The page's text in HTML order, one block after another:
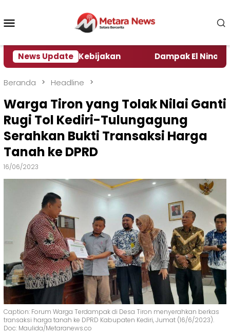
konten
News Update
Kebijakan Dampak El Nino,
Beranda Headline
Warga Tiron yang Tolak Nilai Ganti
Rugi Tol Kediri-Tulungagung
Serahkan Bukti Transaksi Harga
Tanah ke DPRD
16/06/2023
Caption: Forum Warga Terdampak di Desa Tiron menyerahkan berkas
transaksi harga tanah ke DPRD Kabupaten Kediri, Jumat (16/6/2023).
Doc: Maulida/Metaranews.co